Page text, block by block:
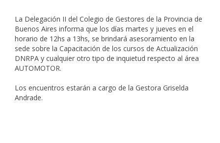
La Delegación II del Colegio de Gestores de la Provincia de
Buenos Aires informa que los días martes y jueves en el
horario de 12hs a 13hs, se brindará asesoramiento en la
sede sobre la Capacitación de los cursos de Actualización
DNRPA y cualquier otro tipo de inquietud respecto al área
AUTOMOTOR.
Los encuentros estarán a cargo de la Gestora Griselda
Andrade.